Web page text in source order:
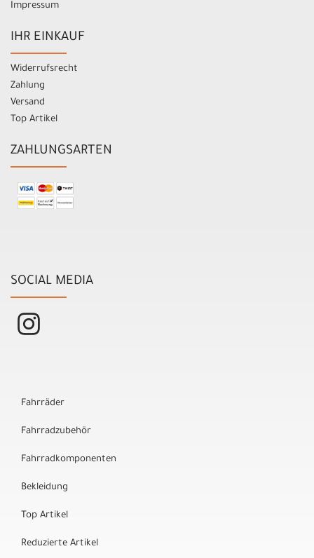
Impressum
IHR EINKAUF
Widerrufsrecht
Zahlung
Versand
Top Artikel
ZAHLUNGSARTEN
SOCIAL MEDIA
Fahrräder
Fahrradzubehör
Fahrradkomponenten
Bekleidung
Top Artikel
Reduzierte Artikel